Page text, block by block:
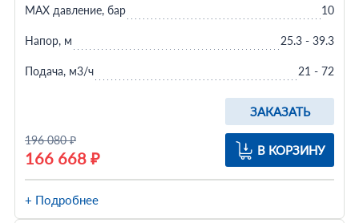
196 080 ₽
166 668 ₽
ЗАКАЗАТЬ
В КОРЗИНУ
MAX давление, бар 10
Напор, м 25.3 - 39.3
Подача, м3/ч 21 - 72
+ Подробнее